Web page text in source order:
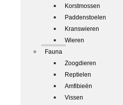
Korstmossen
Paddenstoelen
Kranswieren
Wieren
Fauna
Zoogdieren
Reptielen
Amfibieën
Vissen